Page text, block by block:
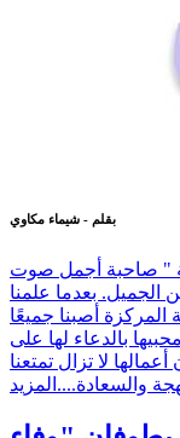
بقلم - شيماء مكاوي
" صاحبة أجمل صوت
الجميل. بعدما علمنا
المركزة أصبنا جميعًا
بالدعاء لها على
لا تزال تمتعنا
والسعادة.... المزيد